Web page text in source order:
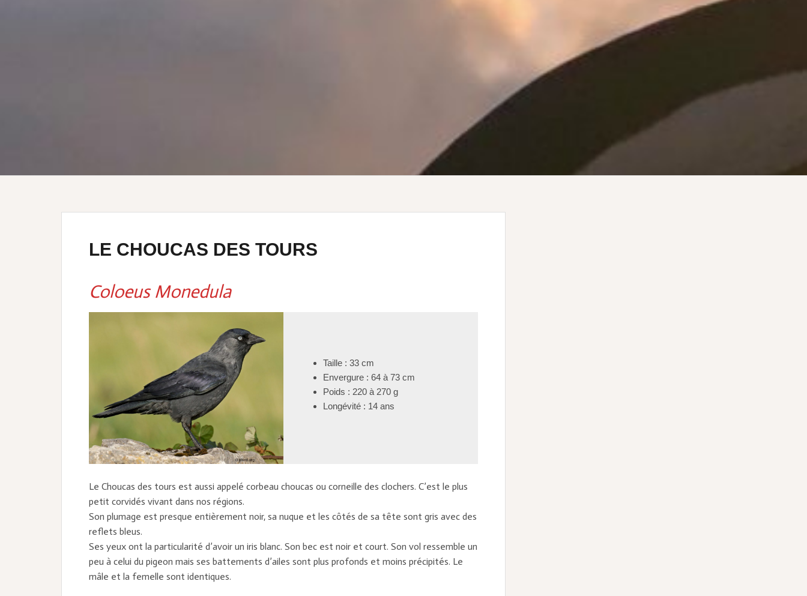
LE CHOUCAS DES TOURS
Coloeus Monedula
Taille : 33 cm
Envergure : 64 à 73 cm
Poids : 220 à 270 g
Longévité : 14 ans
Le Choucas des tours est aussi appelé corbeau choucas ou corneille des clochers. C’est le plus
petit corvidés vivant dans nos régions.
Son plumage est presque entièrement noir, sa nuque et les côtés de sa tête sont gris avec des
reflets bleus.
Ses yeux ont la particularité d’avoir un iris blanc. Son bec est noir et court. Son vol ressemble un
peu à celui du pigeon mais ses battements d’ailes sont plus profonds et moins précipités. Le
mâle et la femelle sont identiques.